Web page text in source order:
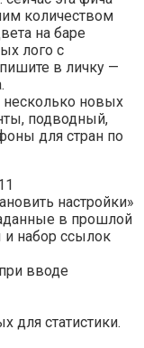
количеством
на баре
лого с
в личку —
новых
подводный,
для стран по
настройки»
в прошлой
и набор ссылок
вводе
для статистики.